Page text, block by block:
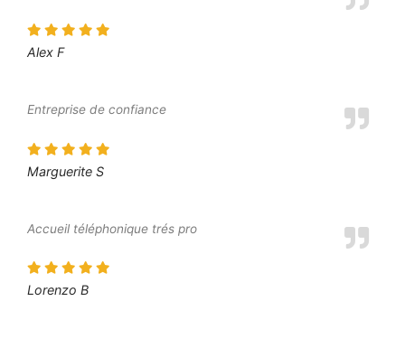
Alex F
Entreprise de confiance
Marguerite S
Accueil téléphonique trés pro
Lorenzo B